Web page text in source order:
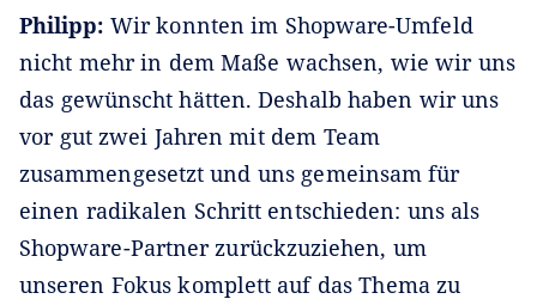
Philipp: Wir konnten im Shopware-Umfeld
nicht mehr in dem Maße wachsen, wie wir uns
das gewünscht hätten. Deshalb haben wir uns
vor gut zwei Jahren mit dem Team
zusammengesetzt und uns gemeinsam für
einen radikalen Schritt entschieden: uns als
Shopware-Partner zurückzuziehen, um
unseren Fokus komplett auf das Thema zu